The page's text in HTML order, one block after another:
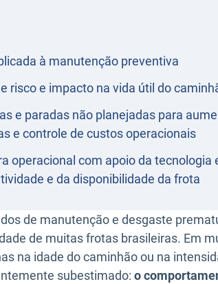
à manutenção preventiva
risco e impacto na vida útil do
e paradas não planejadas para
e controle de custos operacionais
operacional com apoio da tecnologia
e da disponibilidade da frota
de manutenção e desgaste
de muitas frotas brasileiras. Em
na idade do caminhão ou na
subestimado: o